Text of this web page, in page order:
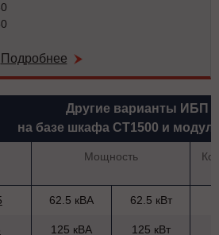
Подробнее
Другие варианты ИБП
на базе шкафа СТ1500 и
Мощность
62.5 кВА 62.5 кВт
125 кВА 125 кВт